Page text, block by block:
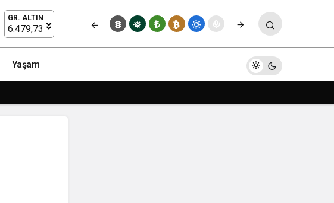
GR. ALTIN
6.479,73
Yaşam
Yorum Yap